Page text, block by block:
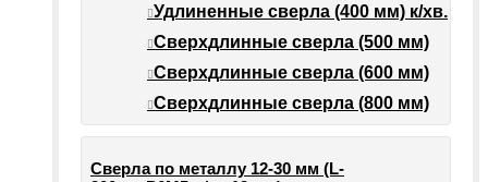
Удлиненные сверла (400 мм) к/хв.
Сверхдлинные сверла (500 мм)
Сверхдлинные сверла (600 мм)
Сверхдлинные сверла (800 мм)
Сверла по металлу 12-30 мм (L-